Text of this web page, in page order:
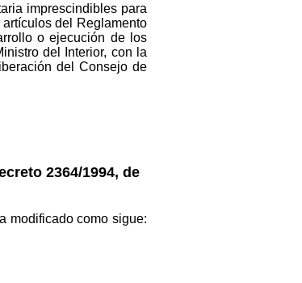
imprescindibles para
del Reglamento
o ejecución de los
del Interior, con la
del Consejo de
2364/1994, de
modificado como sigue: